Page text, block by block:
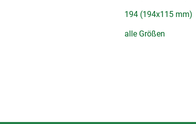
194 (194x115 mm)
alle Größen